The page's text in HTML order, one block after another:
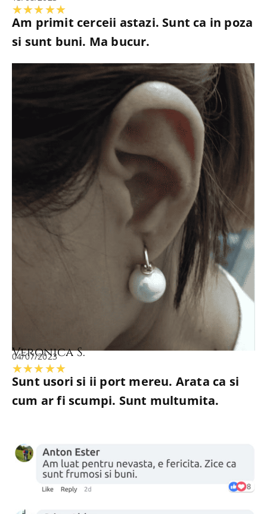
★★★★★
la
5
din
5
Am primit cerceii astazi. Sunt ca in poza
si sunt buni. Ma bucur.
Veronica S.
04/07/2023
★★★★★
la
5
Sunt usori si ii port mereu. Arata ca si
cum ar fi scumpi. Sunt multumita.